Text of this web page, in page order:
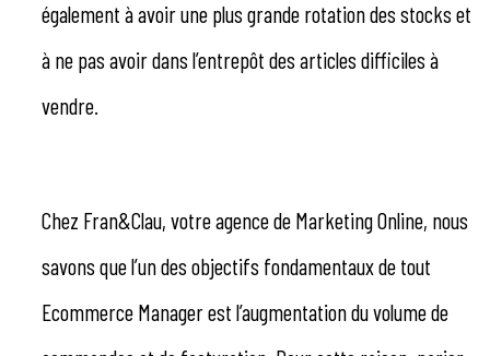
également à avoir une plus grande rotation des stocks et
à ne pas avoir dans l’entrepôt des articles difficiles à
vendre.
Chez Fran&Clau, votre agence de Marketing Online, nous
savons que l’un des objectifs fondamentaux de tout
Ecommerce Manager est l’augmentation du volume de